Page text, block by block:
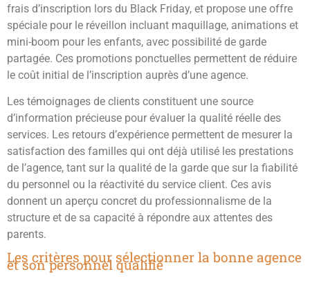
frais d’inscription lors du Black Friday, et propose une offre
spéciale pour le réveillon incluant maquillage, animations et
mini-boom pour les enfants, avec possibilité de garde
partagée. Ces promotions ponctuelles permettent de réduire
le coût initial de l’inscription auprès d’une agence.
Les témoignages de clients constituent une source
d’information précieuse pour évaluer la qualité réelle des
services. Les retours d’expérience permettent de mesurer la
satisfaction des familles qui ont déjà utilisé les prestations
de l’agence, tant sur la qualité de la garde que sur la fiabilité
du personnel ou la réactivité du service client. Ces avis
donnent un aperçu concret du professionnalisme de la
structure et de sa capacité à répondre aux attentes des
parents.
Les critères pour sélectionner la bonne agence
et son personnel qualifié